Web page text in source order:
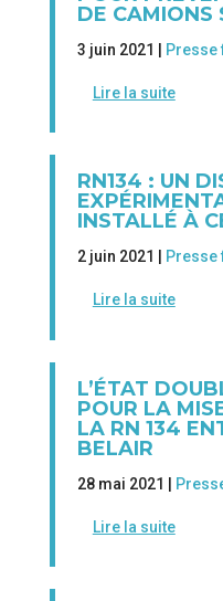
DE CAMIONS
3 juin 2021 | Presse
Lire la suite
RN134 : UN
INSTALLÉ À
2 juin 2021 | Presse
Lire la suite
L’ÉTAT
POUR LA
LA RN 134
BELAIR
28 mai 2021 |
Lire la suite